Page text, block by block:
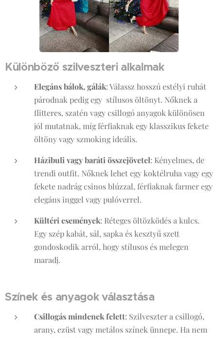
Különböző szilveszteri alkalmak
Elegáns bálok, gálák: Válassz hosszú estélyi ruhát
párodnak pedig egy stílusos öltönyt. Nőknek a
flitteres, szatén vagy csillogó anyagok különösen
jól mutatnak, míg férfiaknak egy klasszikus fekete
öltöny vagy szmoking ideális.
Házibuli vagy baráti összejövetel: Kényelmes, de
trendi outfit. Nőknek lehet egy koktélruha vagy egy
fekete nadrág csinos blúzzal, férfiaknak farmer egy
elegáns inggel vagy pulóverrel.
Kültéri események: Réteges öltözködés a kulcs.
Egy szép kabát, sál, sapka és kesztyű szett
gondoskodik arról, hogy stílusos és melegen
maradj.
Színek és anyagok választása
Csillogás mindenek felett: Szilveszter a csillogó,
arany, ezüst vagy metálos színek ünnepe. Ha nem